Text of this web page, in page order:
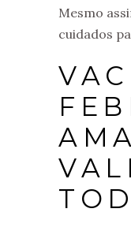
Mesmo
cuidados